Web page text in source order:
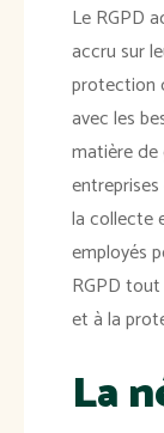
Le RGPD
accru sur
protection
avec les
matière de
la collecte
employés
RGPD
et à la
La